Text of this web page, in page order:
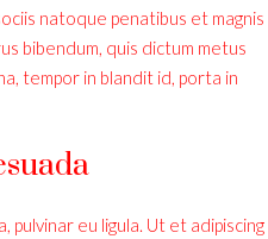
natoque penatibus et magnis
bibendum, quis dictum metus
tempor in blandit id, porta in
pulvinar eu ligula. Ut et adipiscing